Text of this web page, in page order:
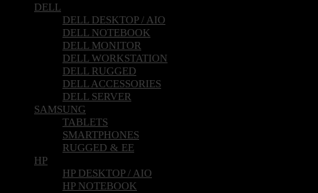
DELL
DELL DESKTOP / AIO
DELL NOTEBOOK
DELL MONITOR
DELL WORKSTATION
DELL RUGGED
DELL ACCESSORIES
DELL SERVER
SAMSUNG
TABLETS
SMARTPHONES
RUGGED & EE
HP
HP DESKTOP / AIO
HP NOTEBOOK